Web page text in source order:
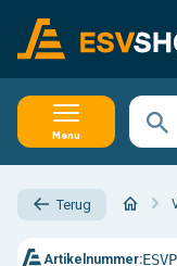
Menu
Terug
Artikelnummer: